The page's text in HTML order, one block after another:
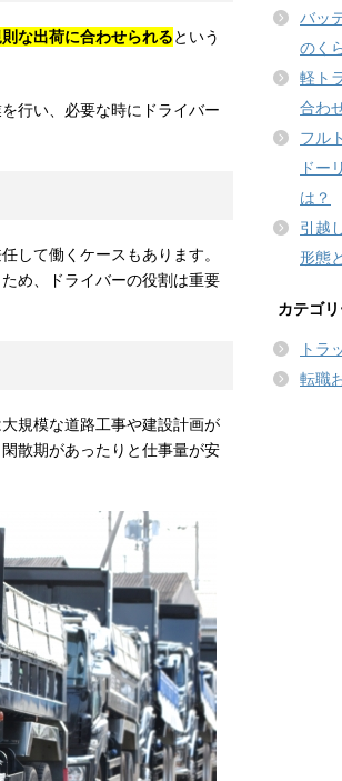
な出荷に合わせられるという
行い、必要な時にドライバー
して働くケースもあります。
め、ドライバーの役割は重要
規模な道路工事や建設計画が
散期があったりと仕事量が安
バッ
のく
軽ト
合わ
フル
ドー
は？
引越
形態
カテゴ
トラ
転職